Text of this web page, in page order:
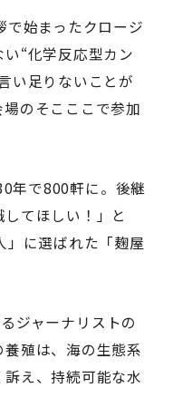
始まったクロージ
“化学反応型カン
い足りないことが
のそこここで参加
年で800軒に。後継
てほしい！」と
」に選ばれた「麹屋
ジャーナリストの
殖は、海の生態系
え、持続可能な水